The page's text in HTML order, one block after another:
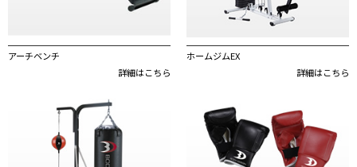
アーチベンチ
詳細はこちら
ホームジムEX
詳細はこちら